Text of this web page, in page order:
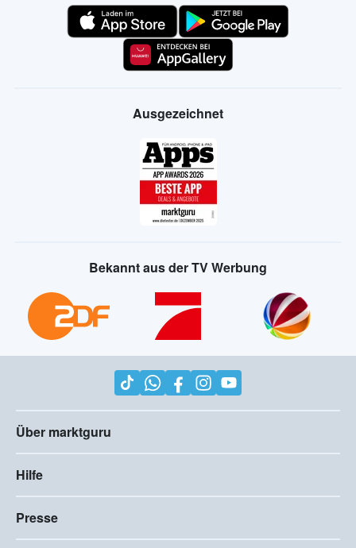
Ausgezeichnet
Bekannt aus der TV Werbung
Über marktguru
Hilfe
Presse